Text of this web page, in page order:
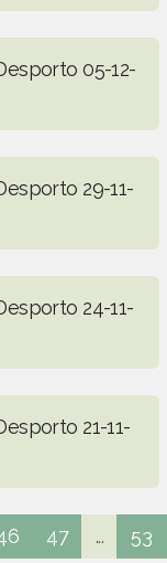
05-12-
29-11-
24-11-
21-11-
47 ... 53